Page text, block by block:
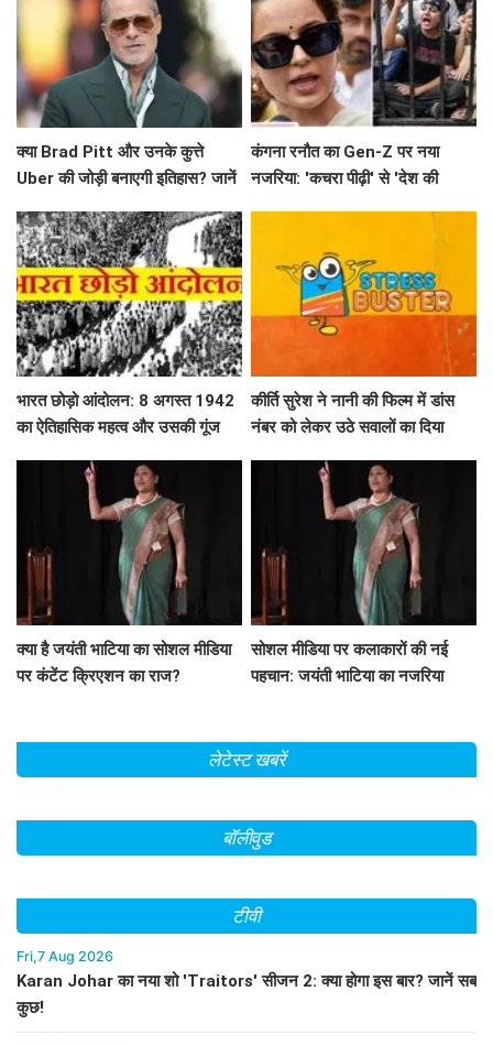
क्या Brad Pitt और उनके कुत्ते
Uber की जोड़ी बनाएगी इतिहास? जानें
कंगना रनौत का Gen-Z पर नया
नजरिया: 'कचरा पीढ़ी' से 'देश की
भारत छोड़ो आंदोलन: 8 अगस्त 1942
का ऐतिहासिक महत्व और उसकी गूंज
कीर्ति सुरेश ने नानी की फिल्म में डांस
नंबर को लेकर उठे सवालों का दिया
क्या है जयंती भाटिया का सोशल मीडिया
पर कंटेंट क्रिएशन का राज?
सोशल मीडिया पर कलाकारों की नई
पहचान: जयंती भाटिया का नजरिया
लेटेस्ट खबरें
बॉलीवुड
टीवी
Fri,7 Aug 2026
Karan Johar का नया शो 'Traitors' सीजन 2: क्या होगा इस बार? जानें सब
कुछ!